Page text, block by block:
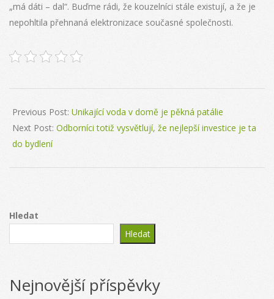
„má dáti – dal“. Buďme rádi, že kouzelníci stále existují, a že je
nepohltila přehnaná elektronizace současné společnosti.
08-
05
Previous Post: Unikající voda v domě je pěkná patálie
Next Post: Odborníci totiž vysvětlují, že nejlepší investice je ta
do bydlení
Hledat
Hledat
Nejnovější příspěvky